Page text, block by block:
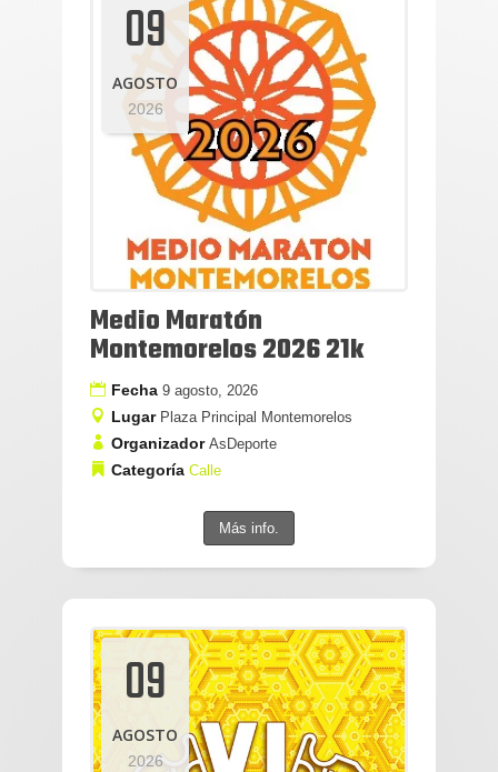
09
AGOSTO
2026
Medio Maratón
Montemorelos 2026 21k
Fecha 9 agosto, 2026
Lugar Plaza Principal Montemorelos
Organizador AsDeporte
Categoría Calle
Más info.
09
AGOSTO
2026